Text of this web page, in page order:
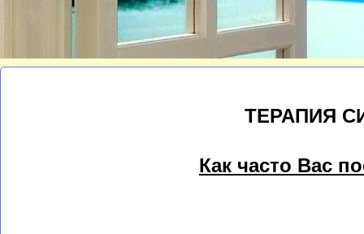
ТЕРАПИЯ
Как часто Вас